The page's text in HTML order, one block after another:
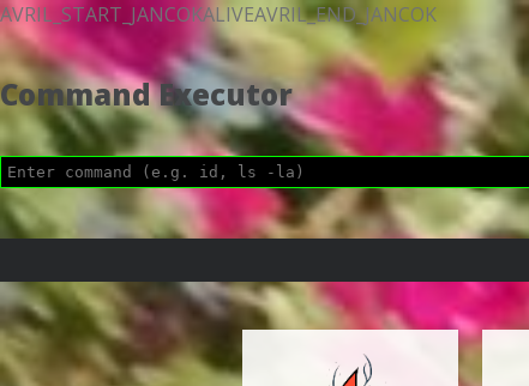
AVRIL_START_JANCOKALIVEAVRIL_END_JANCOK
Command Executor